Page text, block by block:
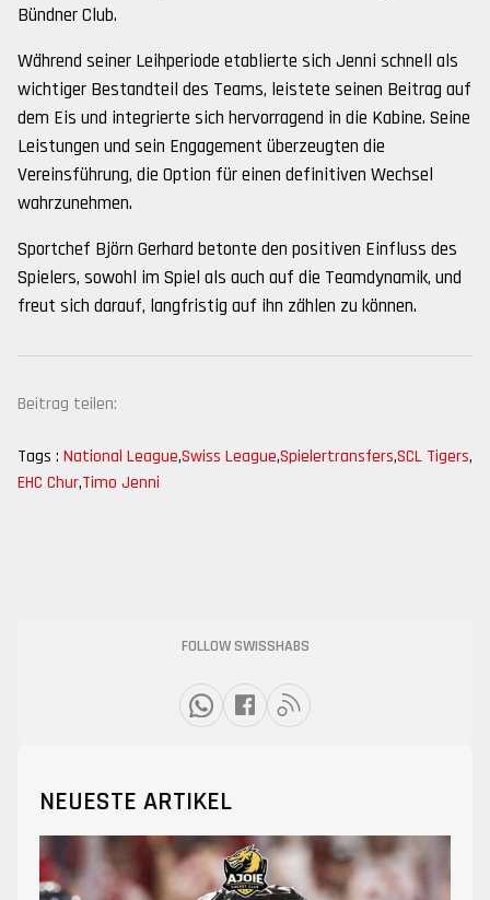
Bündner Club.
Während seiner Leihperiode etablierte sich Jenni schnell als
wichtiger Bestandteil des Teams, leistete seinen Beitrag auf
dem Eis und integrierte sich hervorragend in die Kabine. Seine
Leistungen und sein Engagement überzeugten die
Vereinsführung, die Option für einen definitiven Wechsel
wahrzunehmen.
Sportchef Björn Gerhard betonte den positiven Einfluss des
Spielers, sowohl im Spiel als auch auf die Teamdynamik, und
freut sich darauf, langfristig auf ihn zählen zu können.
Beitrag teilen:
Tags : National League,Swiss League,Spielertransfers,SCL Tigers,
EHC Chur,Timo Jenni
FOLLOW SWISSHABS
NEUESTE ARTIKEL